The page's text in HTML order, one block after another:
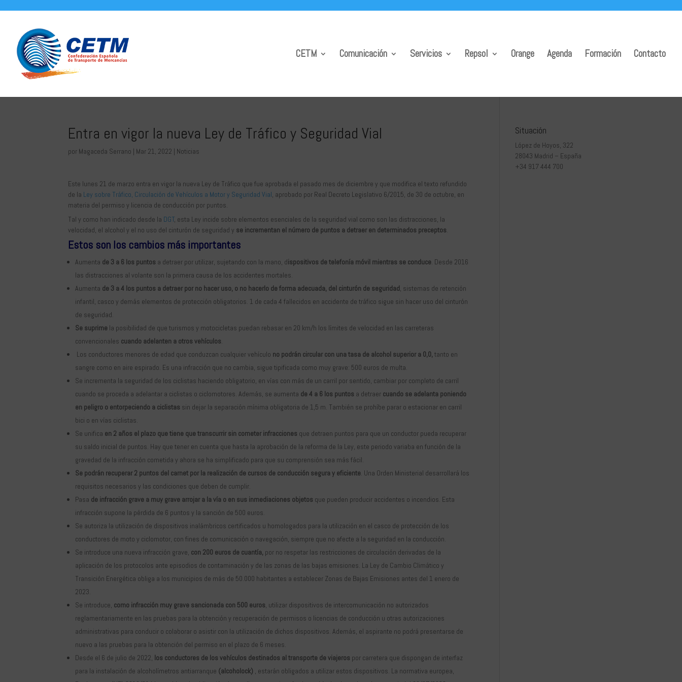
CETM Comunicación Servicios Repsol Orange Agenda Formación Contacto
Entra en vigor la nueva Ley de Tráfico y Seguridad Vial
por Magaceda Serrano | Mar 21, 2022 | Noticias
Este lunes 21 de marzo entra en vigor la nueva Ley de Tráfico que fue aprobada el pasado mes de diciembre y que modifica el texto refundido
de la Ley sobre Tráfico, Circulación de Vehículos a Motor y Seguridad Vial, aprobado por Real Decreto Legislativo 6/2015, de 30 de octubre, en
materia del permiso y licencia de conducción por puntos.
Tal y como han indicado desde la DGT, esta Ley incide sobre elementos esenciales de la seguridad vial como son las distracciones, la
velocidad, el alcohol y el no uso del cinturón de seguridad y se incrementan el número de puntos a detraer en determinados preceptos.
Estos son los cambios más importantes
Aumenta de 3 a 6 los puntos a detraer por utilizar, sujetando con la mano, dispositivos de telefonía móvil mientras se conduce. Desde 2016
las distracciones al volante son la primera causa de los accidentes mortales.
Aumenta de 3 a 4 los puntos a detraer por no hacer uso, o no hacerlo de forma adecuada, del cinturón de seguridad, sistemas de retención
infantil, casco y demás elementos de protección obligatorios. 1 de cada 4 fallecidos en accidente de tráfico sigue sin hacer uso del cinturón
de seguridad.
Se suprime la posibilidad de que turismos y motocicletas puedan rebasar en 20 km/h los límites de velocidad en las carreteras
convencionales cuando adelanten a otros vehículos.
Los conductores menores de edad que conduzcan cualquier vehículo no podrán circular con una tasa de alcohol superior a 0,0, tanto en
sangre como en aire espirado. Es una infracción que no cambia, sigue tipificada como muy grave: 500 euros de multa.
Se incrementa la seguridad de los ciclistas haciendo obligatorio, en vías con más de un carril por sentido, cambiar por completo de carril
cuando se proceda a adelantar a ciclistas o ciclomotores. Además, se aumenta de 4 a 6 los puntos a detraer cuando se adelanta poniendo
en peligro o entorpeciendo a ciclistas sin dejar la separación mínima obligatoria de 1,5 m. También se prohíbe parar o estacionar en carril
bici o en vías ciclistas.
Se unifica en 2 años el plazo que tiene que transcurrir sin cometer infracciones que detraen puntos para que un conductor pueda recuperar
su saldo inicial de puntos. Hay que tener en cuenta que hasta la aprobación de la reforma de la Ley, este periodo variaba en función de la
gravedad de la infracción cometida y ahora se ha simplificado para que su comprensión sea más fácil.
Se podrán recuperar 2 puntos del carnet por la realización de cursos de conducción segura y eficiente. Una Orden Ministerial desarrollará los
requisitos necesarios y las condiciones que deben de cumplir.
Pasa de infracción grave a muy grave arrojar a la vía o en sus inmediaciones objetos que pueden producir accidentes o incendios. Esta
infracción supone la pérdida de 6 puntos y la sanción de 500 euros.
Se autoriza la utilización de dispositivos inalámbricos certificados u homologados para la utilización en el casco de protección de los
conductores de moto y ciclomotor, con fines de comunicación o navegación, siempre que no afecte a la seguridad en la conducción.
Se introduce una nueva infracción grave, con 200 euros de cuantía, por no respetar las restricciones de circulación derivadas de la
aplicación de los protocolos ante episodios de contaminación y de las zonas de las bajas emisiones. La Ley de Cambio Climático y
Transición Energética obliga a los municipios de más de 50.000 habitantes a establecer Zonas de Bajas Emisiones antes del 1 enero de
2023.
Se introduce, como infracción muy grave sancionada con 500 euros, utilizar dispositivos de intercomunicación no autorizados
reglamentariamente en las pruebas para la obtención y recuperación de permisos o licencias de conducción u otras autorizaciones
administrativas para conducir o colaborar o asistir con la utilización de dichos dispositivos. Además, el aspirante no podrá presentarse de
nuevo a las pruebas para la obtención del permiso en el plazo de 6 meses.
Desde el 6 de julio de 2022, los conductores de los vehículos destinados al transporte de viajeros por carretera que dispongan de interfaz
para la instalación de alcoholímetros antiarranque (alcoholock) , estarán obligados a utilizar estos dispositivos. La normativa europea,
Situación
López de Hoyos, 322
28043 Madrid – España
+34 917 444 700